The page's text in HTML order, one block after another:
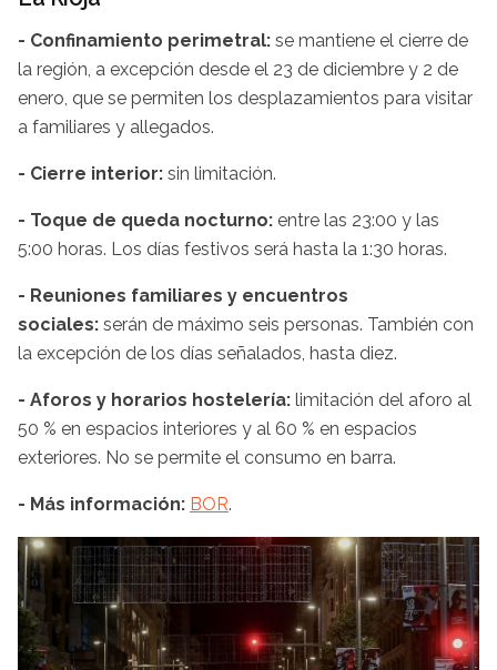
- Confinamiento perimetral: se mantiene el cierre de
la región, a excepción desde el 23 de diciembre y 2 de
enero, que se permiten los desplazamientos para visitar
a familiares y allegados.
- Cierre interior: sin limitación.
- Toque de queda nocturno: entre las 23:00 y las
5:00 horas. Los días festivos será hasta la 1:30 horas.
- Reuniones familiares y encuentros
sociales: serán de máximo seis personas. También con
la excepción de los días señalados, hasta diez.
- Aforos y horarios hostelería: limitación del aforo al
50 % en espacios interiores y al 60 % en espacios
exteriores. No se permite el consumo en barra.
- Más información: BOR.